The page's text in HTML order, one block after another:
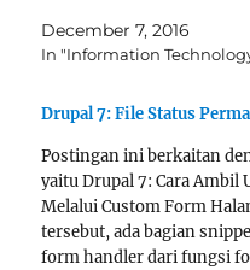
Di halaman
drupal untuk membuat…
December 7, 2016
In "Information
Drupal 7: File Status
Postingan ini berkaitan
yaitu Drupal 7: Cara Ambil
Melalui Custom Form
tersebut, ada bagian
form handler dari fungsi